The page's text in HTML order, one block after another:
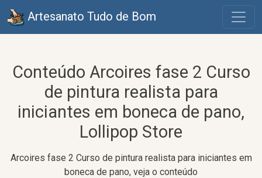
Artesanato Tudo de Bom
Conteúdo Arcoires fase 2 Curso
de pintura realista para
iniciantes em boneca de pano,
Lollipop Store
Arcoires fase 2 Curso de pintura realista para iniciantes em
boneca de pano, veja o conteúdo